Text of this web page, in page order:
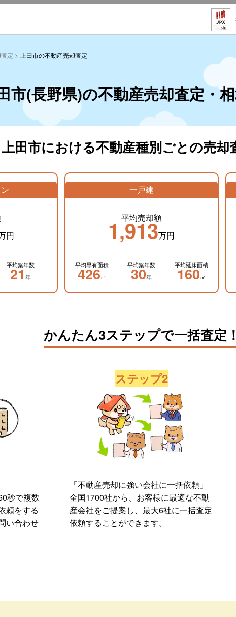
定 上田市の不動産売却査定
市(長野県)の不動産売却査定・
上田市における不動産種別ごとの売却
円
平均築年数
21 年
一戸建
平均売却額
1,913万円
平均専有面積
426㎡
平均築年数
30年
平均延床面積
160㎡
かんたん3ステップで一括査定！
秒で複数
頼をする
い合わせ
ステップ2
「不動産売却に強い会社に一括依頼」
全国1700社から、お客様に最適な不動
産会社をご提案し、最大6社に一括査定
依頼することができます。